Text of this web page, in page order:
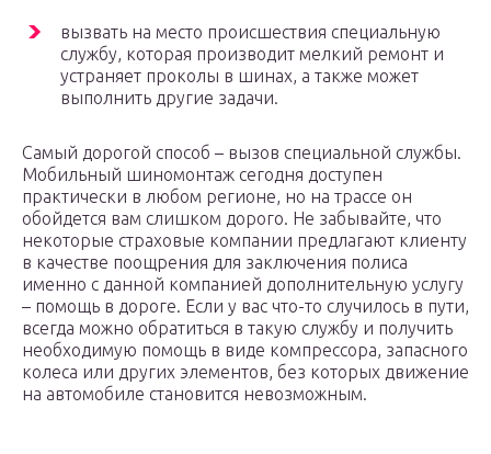
вызвать на место происшествия специальную
службу, которая производит мелкий ремонт и
устраняет проколы в шинах, а также может
выполнить другие задачи.
Самый дорогой способ – вызов специальной службы.
Мобильный шиномонтаж сегодня доступен
практически в любом регионе, но на трассе он
обойдется вам слишком дорого. Не забывайте, что
некоторые страховые компании предлагают клиенту
в качестве поощрения для заключения полиса
именно с данной компанией дополнительную услугу
– помощь в дороге. Если у вас что-то случилось в пути,
всегда можно обратиться в такую службу и получить
необходимую помощь в виде компрессора, запасного
колеса или других элементов, без которых движение
на автомобиле становится невозможным.